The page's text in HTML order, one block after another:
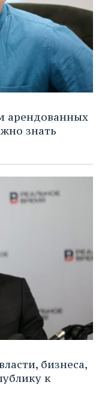
арендованных
знать
бизнеса,
к